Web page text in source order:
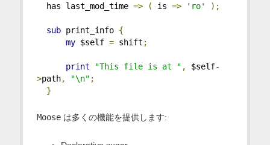
has last_mod_time => ( is => 'ro' );
sub print_info {
my $self = shift ;
print "This file is at " , $self-
>path, "\n" ;
}
Mooseは多くの機能を提供します: